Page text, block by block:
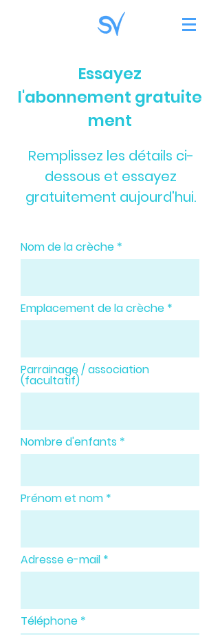
Essayez
l'abonnement gratuite
ment
Remplissez les détails ci-
dessous et essayez
gratuitement aujourd'hui.
Nom de la crèche
Emplacement de la crèche
Parrainage / association
(facultatif)
Nombre d'enfants
Prénom et nom
Adresse e-mail
Téléphone